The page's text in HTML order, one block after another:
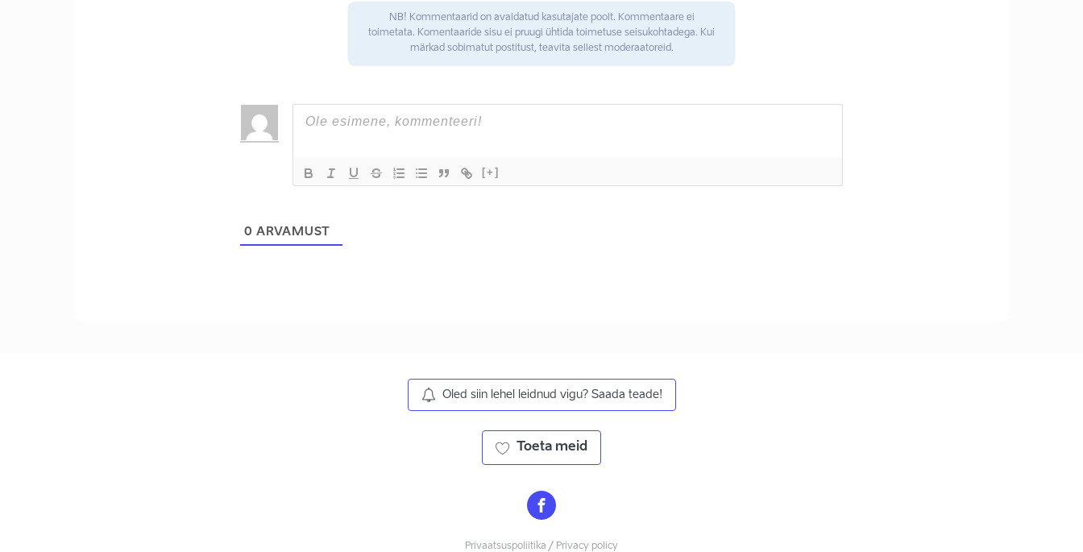
NB! Kommentaarid on avaldatud kasutajate poolt. Kommentaare ei
toimetata. Komentaaride sisu ei pruugi ühtida toimetuse seisukohtadega. Kui
märkad sobimatut postitust, teavita sellest moderaatoreid.
[+]
0 ARVAMUST
Oled siin lehel leidnud vigu? Saada teade!
Toeta meid
Privaatsuspoliitika / Privacy policy